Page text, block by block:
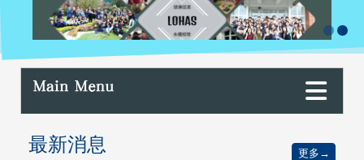
最新消息 更多→